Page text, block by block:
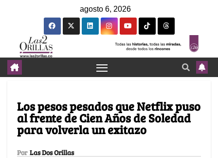
agosto 6, 2026
Los pesos pesados que Netflix puso
al frente de Cien Años de Soledad
para volverla un exitazo
Por Las Dos Orillas